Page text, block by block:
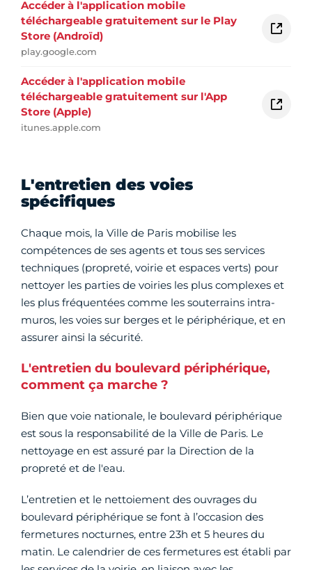
Accéder à l'application mobile
téléchargeable gratuitement sur le Play
Store (Androïd)
play.google.com
Accéder à l'application mobile
téléchargeable gratuitement sur l'App
Store (Apple)
itunes.apple.com
L'entretien des voies
spécifiques
Chaque mois, la Ville de Paris mobilise les
compétences de ses agents et tous ses services
techniques (propreté, voirie et espaces verts) pour
nettoyer les parties de voiries les plus complexes et
les plus fréquentées comme les souterrains intra-
muros, les voies sur berges et le périphérique, et en
assurer ainsi la sécurité.
L'entretien du boulevard périphérique,
comment ça marche ?
Bien que voie nationale, le boulevard périphérique
est sous la responsabilité de la Ville de Paris. Le
nettoyage en est assuré par la Direction de la
propreté et de l'eau.
L’entretien et le nettoiement des ouvrages du
boulevard périphérique se font à l’occasion des
fermetures nocturnes, entre 23h et 5 heures du
matin. Le calendrier de ces fermetures est établi par